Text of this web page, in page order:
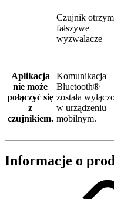
Czujnik
fałszywe
wyzwalacze
Aplikacja
nie może
połączyć się
z
czujnikiem.
Komunikacja
Bluetooth®
została
w urządzeniu
mobilnym.
Informacje o